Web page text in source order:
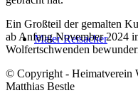
Maler Reisacher
Ein Großteil der gemalten
ab Anfang November 2024
Wolfertschwenden
© Copyright - Heimatverein
Matthias Bestle